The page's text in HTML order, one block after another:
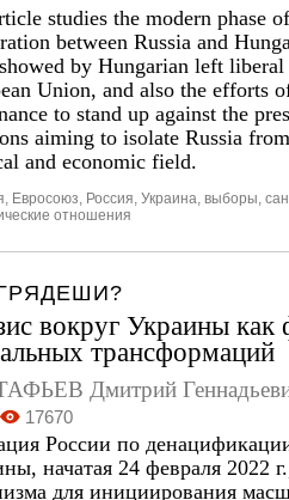
studies the modern phase
between Russia and
by Hungarian left
Union, and also the efforts
to stand up against the
aiming to isolate Russia
and economic field.
Евросоюз Россия Украина выборы
отношения
вокруг Украины как
трансформаций
Дмитрий
17670
России по
начатая 24 февраля 2022
для инициирования